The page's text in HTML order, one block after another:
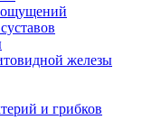
ощущений
железы
и грибков